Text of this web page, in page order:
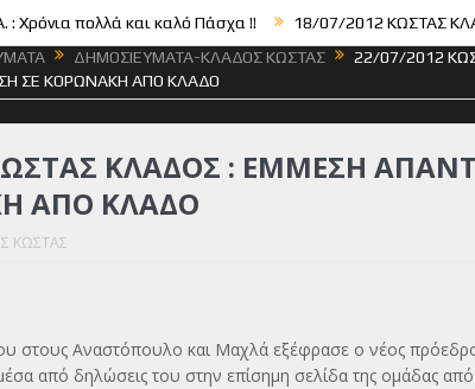
πολλά και καλό Πάσχα !! 18/07/2012 ΚΩΣΤΑΣ
ΔΗΜΟΣΙΕΥΜΑΤΑ-ΚΛΑΔΟΣ ΚΩΣΤΑΣ
22/07/2012
ΣΕ ΚΟΡΩΝΑΚΗ ΑΠΟ ΚΛΑΔΟ
ΚΛΑΔΟΣ : ΕΜΜΕΣΗ
ΑΠΟ ΚΛΑΔΟ
ΚΩΣΤΑΣ
στους Αναστόπουλο και Μαχλά εξέφρασε ο νέος
από δηλώσεις του στην επίσημη σελίδα της ομάδας από